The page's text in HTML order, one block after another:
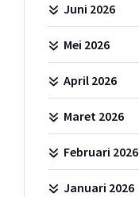
Juni 2026
Mei 2026
April 2026
Maret 2026
Februari 2026
Januari 2026